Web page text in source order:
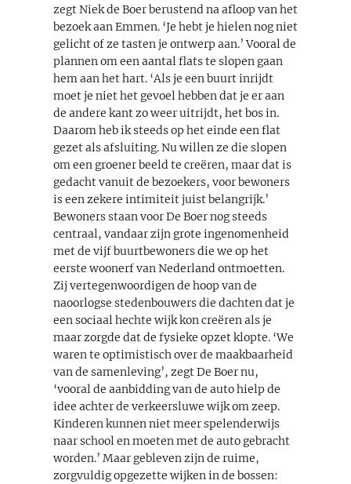
zegt Niek de Boer berustend na afloop van het
bezoek aan Emmen. ‘Je hebt je hielen nog niet
gelicht of ze tasten je ontwerp aan.’ Vooral de
plannen om een aantal flats te slopen gaan
hem aan het hart. ‘Als je een buurt inrijdt
moet je niet het gevoel hebben dat je er aan
de andere kant zo weer uitrijdt, het bos in.
Daarom heb ik steeds op het einde een flat
gezet als afsluiting. Nu willen ze die slopen
om een groener beeld te creëren, maar dat is
gedacht vanuit de bezoekers, voor bewoners
is een zekere intimiteit juist belangrijk.’
Bewoners staan voor De Boer nog steeds
centraal, vandaar zijn grote ingenomenheid
met de vijf buurtbewoners die we op het
eerste woonerf van Nederland ontmoetten.
Zij vertegenwoordigen de hoop van de
naoorlogse stedenbouwers die dachten dat je
een sociaal hechte wijk kon creëren als je
maar zorgde dat de fysieke opzet klopte. ‘We
waren te optimistisch over de maakbaarheid
van de samenleving’, zegt De Boer nu,
‘vooral de aanbidding van de auto hielp de
idee achter de verkeersluwe wijk om zeep.
Kinderen kunnen niet meer spelenderwijs
naar school en moeten met de auto gebracht
worden.’ Maar gebleven zijn de ruime,
zorgvuldig opgezette wijken in de bossen: